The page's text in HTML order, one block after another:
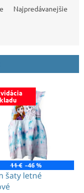
Najpredávanejšie
11 € –46 %
šaty letné